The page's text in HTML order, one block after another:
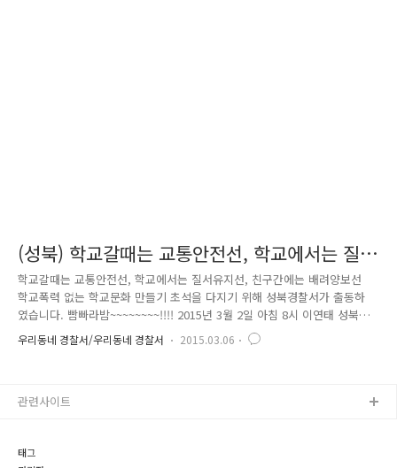
(성북) 학교갈때는 교통안전선, 학교에서는 질
서유지선, 친구간에는 배려양보선
학교갈때는 교통안전선, 학교에서는 질서유지선, 친구간에는 배려양보선
학교폭력 없는 학교문화 만들기 초석을 다지기 위해 성북경찰서가 출동하
였습니다. 빰빠라밤~~~~~~~~!!!! 2015년 3월 2일 아침 8시 이연태 성북경찰
서장, 김재봉 여성청소년과장 및 성북서 전 직원, 청소년 육성회 등 협력단
체가 참여한 가운데 고명중·고등학교 신학기 등교 맞이 캠페인을 진행하였
선선선(교통안전선, 질서유지선, 배려양보선)을 알리기 위한 자체제작 홍보
우리동네 경찰서/우리동네 경찰서 2015.03.06
태그
관련사이트